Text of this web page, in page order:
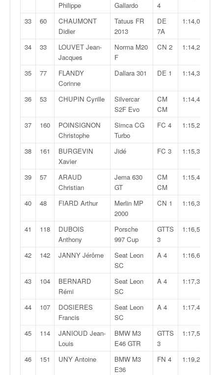
Philippe
Gallardo
4
33 60
CHAUMONT
Didier
Tatuus FR
2013
DE
7A
1:14,069
34 33
LOUVET Jean-
Jacques
Norma M20
F
CN 2 1:14,227
35 77
FLANDY
Corinne
Dallara 301 DE 1 1:14,345
36 53 CHUPIN Cyrille
Silvercar
S2F Evo
CM
CM
1:14,430
37 160
POINSIGNON
Christophe
Simca CG
Turbo
FC 4 1:15,207
38 161
BURGEVIN
Xavier
Jidé FC 3 1:15,338
39 57
ARAUD
Christian
Jema 630
GT
CM
CM
1:15,497
40 48 FIARD Arthur
Merlin MP
2000
CN 1 1:16,331
41 118
DUBOIS
Anthony
Porsche
997 Cup
GTTS
3
1:16,597
42 142 JANNY Jérôme
Seat Leon
SC
A 4 1:16,660
43 104
BERNARD
Rémi
Seat Leon
SC
A 4 1:17,336
44 107
DOSIERES
Francis
Seat Leon
SC
A 4 1:17,454
45 114
JANIOUD Jean-
Louis
BMW M3
E46 GTR
GTTS
3
1:17,539
46 151 UNY Antoine
BMW M3
E36
FN 4 1:19,253